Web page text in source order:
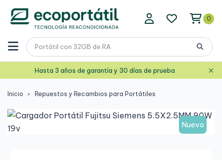
0
Hasta 3 años de garantía y 30 días de prueba ×
Inicio Repuestos y Recambios para Portátiles
Nuevo